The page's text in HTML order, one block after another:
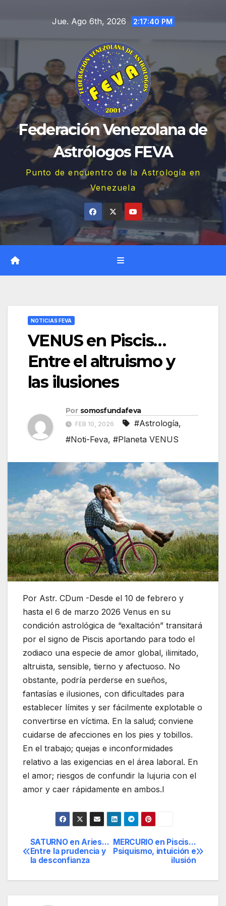
contenido
Jue. Ago 6th, 2026 2:17:41 PM
Federación Venezolana de
Astrólogos FEVA
Punto de encuentro de la Astrología en
Venezuela
NOTICIAS FEVA
VENUS en Piscis…
Entre el altruismo y
las ilusiones
Por somosfundafeva
FEB 10, 2026 #Astrología,
#Noti-Feva, #Planeta VENUS
Por Astr. CDum -Desde el 10 de febrero y
hasta el 6 de marzo 2026 Venus en su
condición astrológica de “exaltación” transitará
por el signo de Piscis aportando para todo el
zodiaco una especie de amor global, ilimitado,
altruista, sensible, tierno y afectuoso. No
obstante, podría perderse en sueños,
fantasías e ilusiones, con dificultades para
establecer límites y ser fácilmente explotable o
convertirse en víctima. En la salud; conviene
cuidarse de afecciones en los pies y tobillos.
En el trabajo; quejas e inconformidades
relativo a las exigencias en el área laboral. En
el amor; riesgos de confundir la lujuria con el
amor y caer rápidamente en ambos.l
Navegación
de
MERCURIO en Piscis…
Psiquismo, intuición e
ilusión
SATURNO en Aries…
Entre la prudencia y
la desconfianza